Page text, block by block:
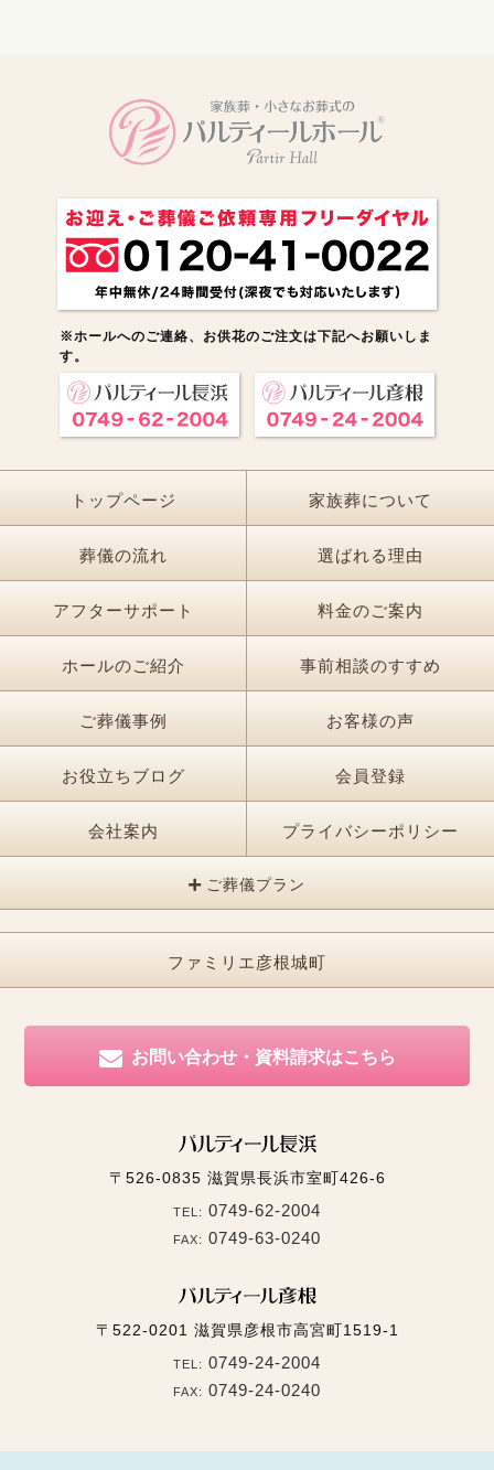
※ホールへのご連絡、お供花のご注文は下記へお願いしま
す。
トップページ 家族葬について
葬儀の流れ 選ばれる理由
アフターサポート 料金のご案内
ホールのご紹介 事前相談のすすめ
ご葬儀事例 お客様の声
お役立ちブログ 会員登録
会社案内 プライバシーポリシー
ご葬儀プラン
ファミリエ彦根城町
お問い合わせ・資料請求はこちら
〒526-0835 滋賀県長浜市室町426-6
TEL: 0749-62-2004
FAX: 0749-63-0240
〒522-0201 滋賀県彦根市高宮町1519-1
TEL: 0749-24-2004
FAX: 0749-24-0240